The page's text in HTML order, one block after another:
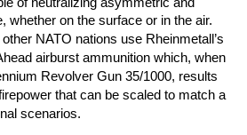
whether on the surface or in the air.
NATO nations use Rheinmetall’s
airburst ammunition which, when
Revolver Gun 35/1000, results
that can be scaled to match a
scenarios.